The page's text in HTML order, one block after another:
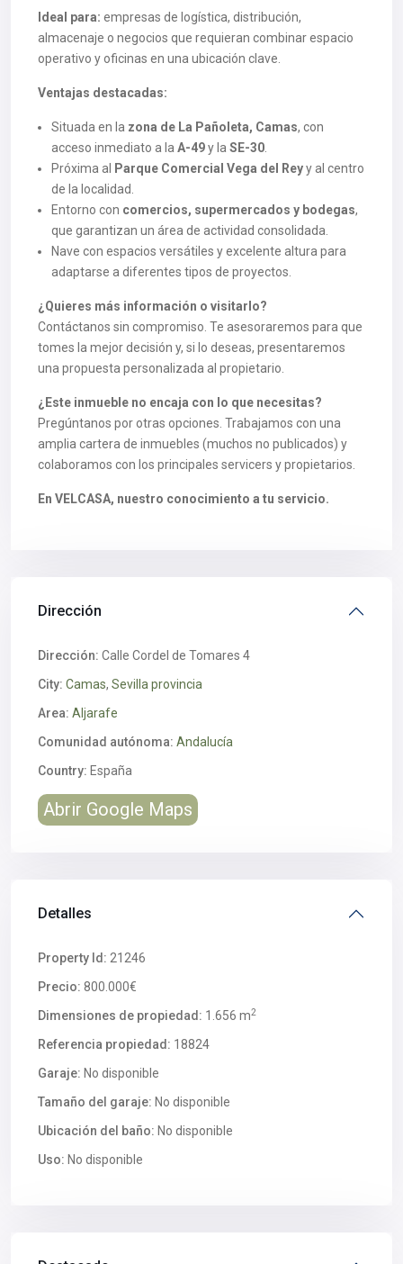
Ideal para: empresas de logística, distribución,
almacenaje o negocios que requieran combinar espacio
operativo y oficinas en una ubicación clave.
Ventajas destacadas:
Situada en la zona de La Pañoleta, Camas, con
acceso inmediato a la A-49y la SE-30
Próxima al
Parque Comercial Vega del Reyy al centro
de la localidad.
Entorno con comercios, supermercados y bodegas,
que garantizan un área de actividad consolidada.
Nave con espacios versátiles y excelente altura para
adaptarse a diferentes tipos de proyectos.
¿Quieres más información o visitarlo?
Contáctanos sin compromiso. Te asesoraremos para que
tomes la mejor decisión y, si lo deseas, presentaremos
una propuesta personalizada al propietario.
¿Este inmueble no encaja con lo que necesitas?
Pregúntanos por otras opciones. Trabajamos con una
amplia cartera de inmuebles (muchos no publicados) y
colaboramos con los principales servicers y propietarios.
En VELCASA, nuestro conocimiento a tu servicio.
Dirección
Dirección: Calle Cordel de Tomares 4
City: Camas, Sevilla provincia
Area: Aljarafe
Comunidad autónoma: Andalucía
Country: España
Abrir Google Maps
Detalles
Property Id: 21246
Precio: 800.000€
Dimensiones de propiedad: 1.656 m2
Referencia propiedad: 18824
Garaje: No disponible
Tamaño del garaje: No disponible
Ubicación del baño: No disponible
Uso: No disponible